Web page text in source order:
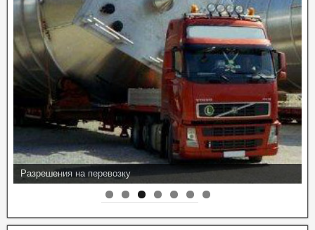
Разрешения на перевозку